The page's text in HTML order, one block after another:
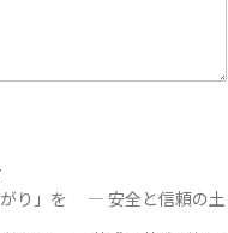
り」を ― 安全と信頼の土